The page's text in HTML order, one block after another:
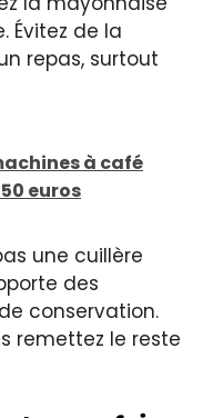
Évitez de la
repas, surtout
à café
euros
une cuillère
des
conservation.
remettez le reste